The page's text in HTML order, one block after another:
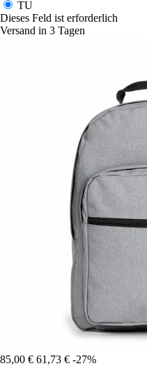
TU
Dieses Feld ist erforderlich
Versand in 3 Tagen
85,00 € 61,73 € -27%